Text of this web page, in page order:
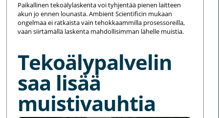
Paikallinen tekoälylaskenta voi tyhjentää pienen laitteen
akun jo ennen lounasta. Ambient Scientificin mukaan
ongelmaa ei ratkaista vain tehokkaammilla prosessoreilla,
vaan siirtämällä laskenta mahdollisimman lähelle muistia.
Tekoälypalvelin
saa lisää
muistivauhtia